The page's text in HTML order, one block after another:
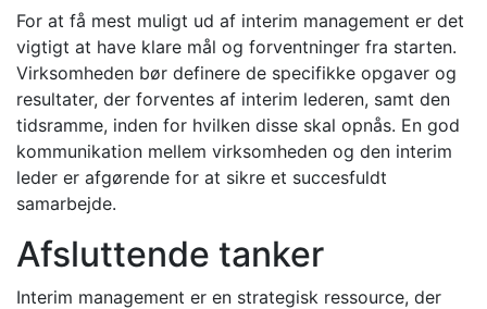
For at få mest muligt ud af interim management er det
vigtigt at have klare mål og forventninger fra starten.
Virksomheden bør definere de specifikke opgaver og
resultater, der forventes af interim lederen, samt den
tidsramme, inden for hvilken disse skal opnås. En god
kommunikation mellem virksomheden og den interim
leder er afgørende for at sikre et succesfuldt
samarbejde.
Afsluttende tanker
Interim management er en strategisk ressource, der